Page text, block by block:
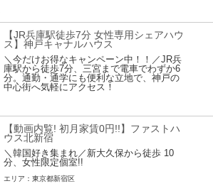
【JR兵庫駅徒歩7分 女性専用シェアハウ
ス】神戸キャナルハウス
＼今だけお得なキャンペーン中！！／JR兵
庫駅から徒歩7分、三宮まで電車でわずか6
分。通勤・通学にも便利な立地で、神戸の
中心街へ気軽にアクセス！
【動画内覧! 初月家賃0円!!】ファストハ
ウス北新宿
＼韓国好き集まれ／新大久保から徒歩 10
分、女性限定個室!!
エリア：東京都新宿区